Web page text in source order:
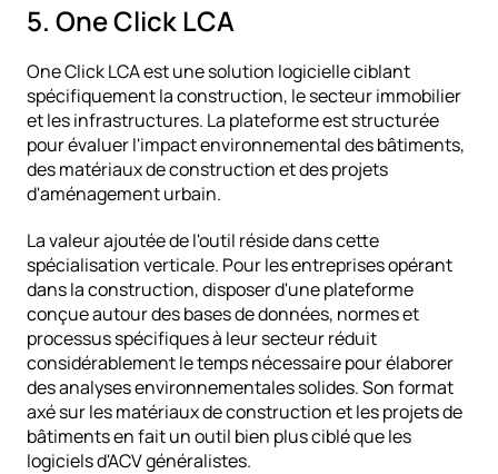
5. One Click LCA
One Click LCA est une solution logicielle ciblant
spécifiquement la construction, le secteur immobilier
et les infrastructures. La plateforme est structurée
pour évaluer l'impact environnemental des bâtiments,
des matériaux de construction et des projets
d'aménagement urbain.
La valeur ajoutée de l'outil réside dans cette
spécialisation verticale. Pour les entreprises opérant
dans la construction, disposer d'une plateforme
conçue autour des bases de données, normes et
processus spécifiques à leur secteur réduit
considérablement le temps nécessaire pour élaborer
des analyses environnementales solides. Son format
axé sur les matériaux de construction et les projets de
bâtiments en fait un outil bien plus ciblé que les
logiciels d'ACV généralistes.